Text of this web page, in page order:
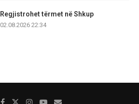
Regjistrohet tërmet në Shkup
02.08.2026 22:34